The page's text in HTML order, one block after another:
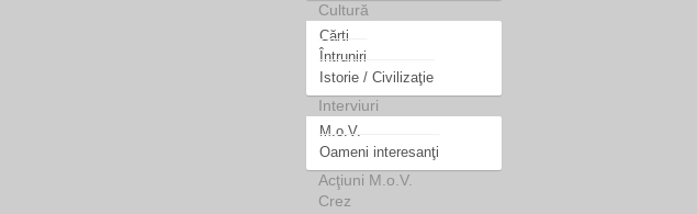
Cultură
Cărti
Întruniri
Istorie / Civilizaţie
Interviuri
M.o.V.
Oameni interesanţi
Acţiuni M.o.V.
Crez